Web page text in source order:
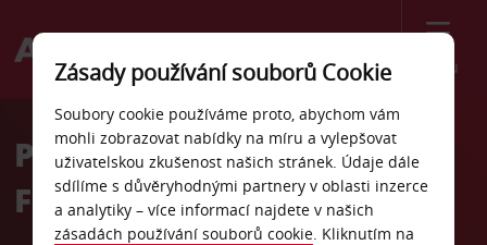
Menu
Welcome
AvisPronájem auta
Fredenbaum, Dortmund
Zásady používání souborů Cookie
Soubory cookie používáme proto, abychom vám
mohli zobrazovat nabídky na míru a vylepšovat
uživatelskou zkušenost našich stránek. Údaje dále
sdílíme s důvěryhodnými partnery v oblasti inzerce
a analytiky – více informací najdete v našich
zásadách používání souborů cookie. Kliknutím na